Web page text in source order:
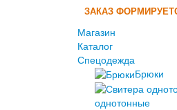
ЗАКАЗ
Магазин
Каталог
Спецодежда
Брюки
однотонные